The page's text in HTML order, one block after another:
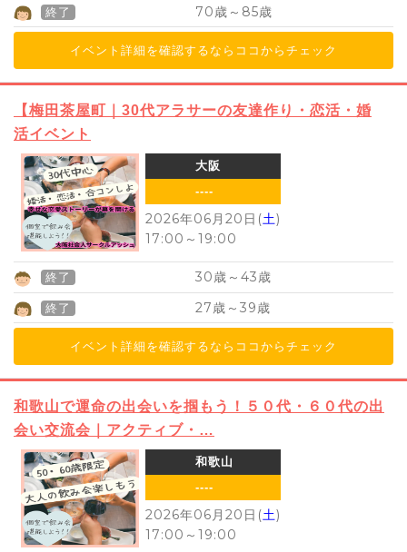
終了 70歳～ 85歳
イベント詳細を確認するならココからチェック
【梅田茶屋町｜30代アラサーの友達作り・恋活・婚
活イベント
大阪
----
2026年06月20日(土)
17:00 ～ 19:00
終了 30歳～ 43歳
終了 27歳～ 39歳
イベント詳細を確認するならココからチェック
和歌山で運命の出会いを掴もう！５０代・６０代の出
会い交流会｜アクティブ・…
和歌山
----
2026年06月20日(土)
17:00 ～ 19:00